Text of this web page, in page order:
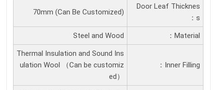
Door Leaf Thicknes
S：
70mm (Can Be Customized)
Material：
Steel and Wood
Inner Filling：
Thermal Insulation and Sound Ins
ulation Wool （Can be customiz
ed）